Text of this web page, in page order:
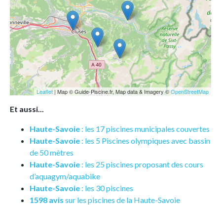
Leaflet | Map © Guide-Piscine.fr, Map data & Imagery ©OpenStreetMap
Et aussi...
Haute-Savoie : les 17 piscines municipales couvertes
Haute-Savoie : les 5 Piscines olympiques avec bassin
de 50 mètres
Haute-Savoie : les 25 piscines proposant des cours
d’aquagym/aquabike
Haute-Savoie : les 30 piscines
1598 avis sur les piscines de la Haute-Savoie